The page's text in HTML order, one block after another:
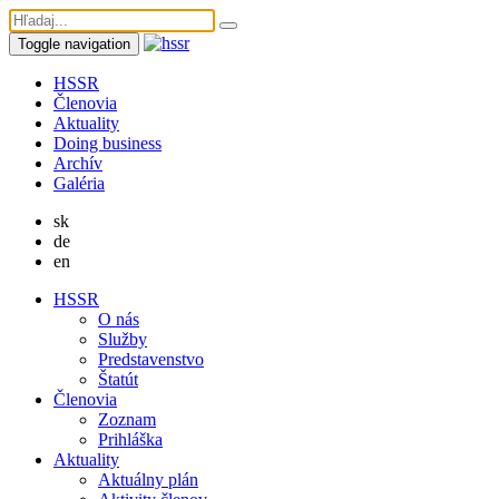
Toggle navigation
HSSR
Členovia
Aktuality
Doing business
Archív
Galéria
sk
de
en
HSSR
O nás
Služby
Predstavenstvo
Štatút
Členovia
Zoznam
Prihláška
Aktuality
Aktuálny plán